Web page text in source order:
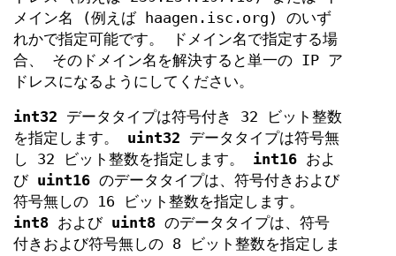
メイン名 (例えば haagen.isc.org) のいず
れかで指定可能です。 ドメイン名で指定する場
合、 そのドメイン名を解決すると単一の IP ア
ドレスになるようにしてください。
int32 データタイプは符号付き 32 ビット整数
を指定します。 uint32 データタイプは符号無
し 32 ビット整数を指定します。 int16 およ
び uint16 のデータタイプは、符号付きおよび
符号無しの 16 ビット整数を指定します。
int8 および uint8 のデータタイプは、符号
付きおよび符号無しの 8 ビット整数を指定しま